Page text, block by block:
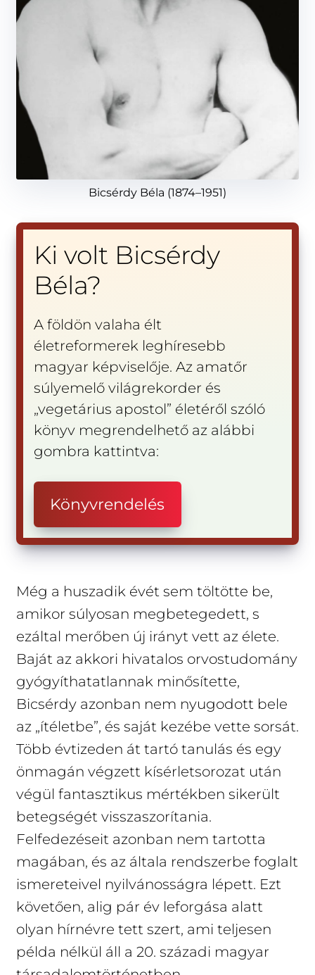
Bicsérdy Béla (1874–1951)
Ki volt Bicsérdy
Béla?
A földön valaha élt
életreformerek leghíresebb
magyar képviselője. Az amatőr
súlyemelő világrekorder és
„vegetárius apostol” életéről szóló
könyv megrendelhető az alábbi
gombra kattintva:
Könyvrendelés
Még a huszadik évét sem töltötte be,
amikor súlyosan megbetegedett, s
ezáltal merőben új irányt vett az élete.
Baját az akkori hivatalos orvostudomány
gyógyíthatatlannak minősítette,
Bicsérdy azonban nem nyugodott bele
az „ítéletbe”, és saját kezébe vette sorsát.
Több évtizeden át tartó tanulás és egy
önmagán végzett kísérletsorozat után
végül fantasztikus mértékben sikerült
betegségét visszaszorítania.
Felfedezéseit azonban nem tartotta
magában, és az általa rendszerbe foglalt
ismereteivel nyilvánosságra lépett. Ezt
követően, alig pár év leforgása alatt
olyan hírnévre tett szert, ami teljesen
példa nélkül áll a 20. századi magyar